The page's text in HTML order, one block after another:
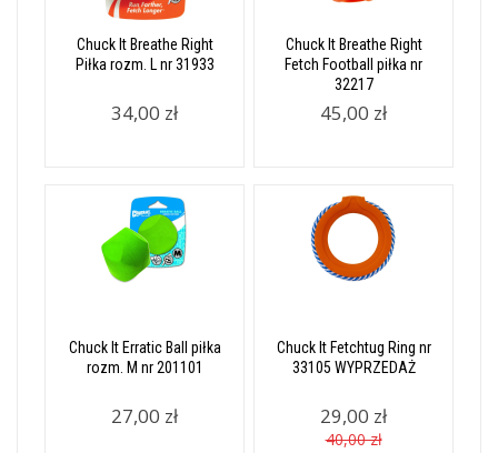
Chuck It Breathe Right
Piłka rozm. L nr 31933
34,00 zł
Chuck It Breathe Right
Fetch Football piłka nr
32217
45,00 zł
Chuck It Erratic Ball piłka
rozm. M nr 201101
27,00 zł
Chuck It Fetchtug Ring nr
33105 WYPRZEDAŻ
29,00 zł
40,00 zł